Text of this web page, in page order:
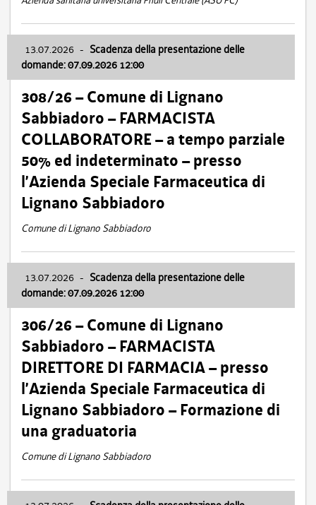
13.07.2026 - Scadenza della presentazione delle
domande: 07.09.2026 12:00
308/26 – Comune di Lignano
Sabbiadoro – FARMACISTA
COLLABORATORE – a tempo parziale
50% ed indeterminato – presso
l’Azienda Speciale Farmaceutica di
Lignano Sabbiadoro
Comune di Lignano Sabbiadoro
13.07.2026 - Scadenza della presentazione delle
domande: 07.09.2026 12:00
306/26 – Comune di Lignano
Sabbiadoro – FARMACISTA
DIRETTORE DI FARMACIA – presso
l’Azienda Speciale Farmaceutica di
Lignano Sabbiadoro – Formazione di
una graduatoria
Comune di Lignano Sabbiadoro